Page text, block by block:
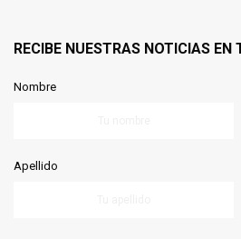
RECIBE NUESTRAS NOTICIAS EN
Nombre
Apellido